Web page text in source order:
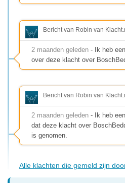
Bericht van Robin van
2 maanden geleden - Ik heb
over deze klacht over
Bericht van Robin van
2 maanden geleden - Ik heb
dat deze klacht over
is genomen.
Alle klachten die gemeld zijn